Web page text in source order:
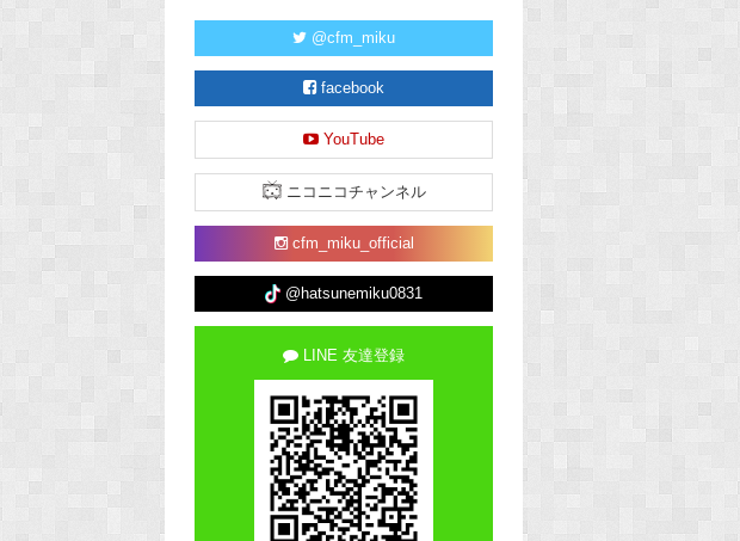
@cfm_miku
facebook
YouTube
ニコニコチャンネル
cfm_miku_official
@hatsunemiku0831
LINE 友達登録